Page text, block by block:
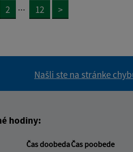
2 ... 12 >
Našli ste na stránke
hodiny:
Čas doobedaČas poobede